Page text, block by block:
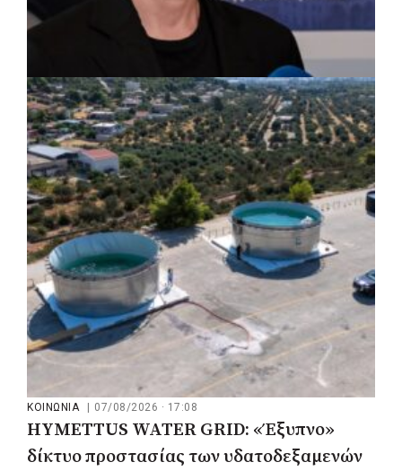
ΡΕΠΟΡΤΑΖ | 07/08/2026 · 17:27
Ο Δούκας για έργα, καθαριότητα και τη
μάχη των επόμενων εκλογών: «Η καλύτερη
μου να κατέβει ο Μπακογιάννης»
ΚΟΙΝΩΝΙΑ | 07/08/2026 · 17:08
HYMETTUS WATER GRID: «Έξυπνο»
δίκτυο προστασίας των υδατοδεξαμενών